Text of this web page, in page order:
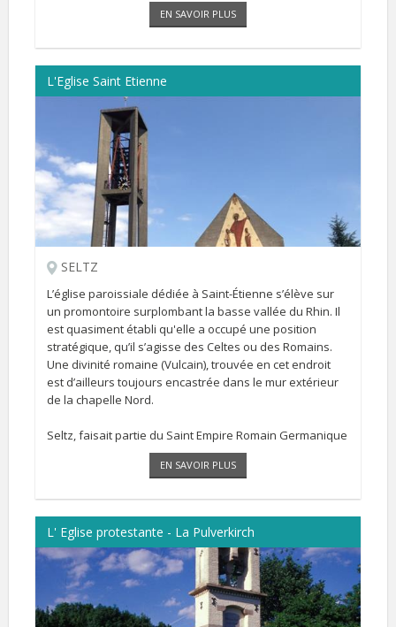
EN SAVOIR PLUS
L'Eglise Saint Etienne
SELTZ
L’église paroissiale dédiée à Saint-Étienne s’élève sur
un promontoire surplombant la basse vallée du Rhin. Il
est quasiment établi qu'elle a occupé une position
stratégique, qu’il s’agisse des Celtes ou des Romains.
Une divinité romaine (Vulcain), trouvée en cet endroit
est d’ailleurs toujours encastrée dans le mur extérieur
de la chapelle Nord.
Seltz, faisait partie du Saint Empire Romain Germanique
et bénéficiait du statut spécial de l’abbaye fondée par
EN SAVOIR PLUS
L' Eglise protestante - La Pulverkirch